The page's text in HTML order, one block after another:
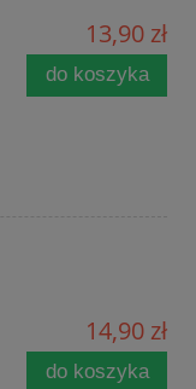
13,90 zł
do koszyka
14,90 zł
do koszyka